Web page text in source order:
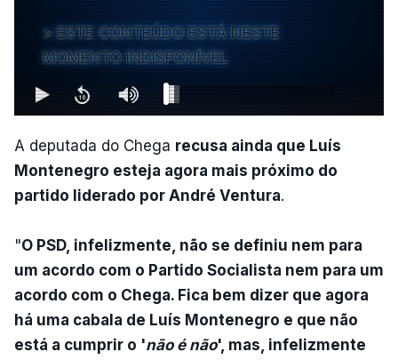
ESTE CONTEÚDO ESTÁ NESTE
MOMENTO INDISPONÍVEL
A deputada do Chega recusa ainda que Luís
Montenegro esteja agora mais próximo do
partido liderado por André Ventura.
"O PSD, infelizmente, não se definiu nem para
um acordo com o Partido Socialista nem para um
acordo com o Chega. Fica bem dizer que agora
há uma cabala de Luís Montenegro e que não
está a cumprir o 'não é não', mas, infelizmente